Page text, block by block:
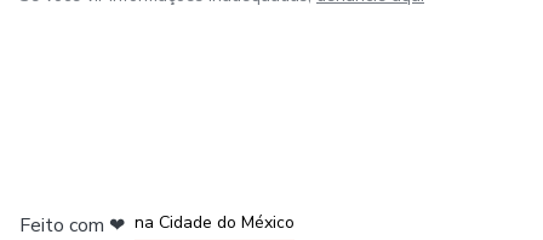
Feito com ❤ na Cidade do México